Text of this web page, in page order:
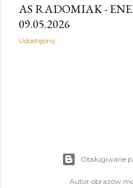
AS RADOMIAK -
09.05.2026
Udostępnij
Obsługiwane
Autor obrazów